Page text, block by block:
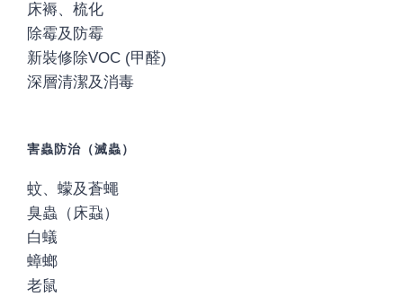
床褥、梳化
除霉及防霉
新裝修除VOC (甲醛)
深層清潔及消毒
害蟲防治（滅蟲）
蚊、蠓及蒼蠅
臭蟲（床蝨）
白蟻
蟑螂
老鼠